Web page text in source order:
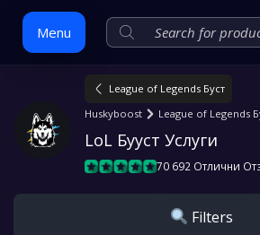
Menu
Skip
League of Legends Буст
Huskyboost
League of Legends
LoL Бууст Услуги
70 692 Отлични
Filters